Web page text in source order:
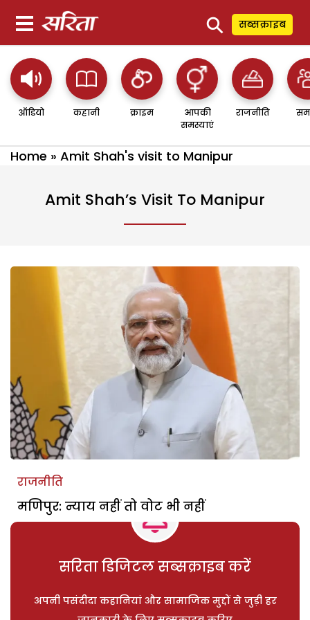
⚲ सब्सक्राइब
ऑडियो कहानी क्राइम
आपकी
समस्याएं
राजनीति
Home » Amit Shah's visit to Manipur
Amit Shah’s Visit To Manipur
राजनीति
मणिपुर: न्याय नहीं तो वोट भी नहीं
सरिता डिजिटल सब्सक्राइब करें
अपनी पसंदीदा कहानियां और सामाजिक मुद्दों से जुड़ी हर